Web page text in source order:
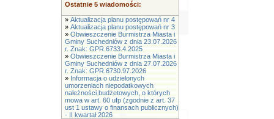
Ostatnie 5 wiadomości:
» Aktualizacja planu postępowań nr 4
» Aktualizacja planu postępowań nr 3
» Obwieszczenie Burmistrza Miasta i
Gminy Suchedniów z dnia 23.07.2026
r. Znak: GPR.6733.4.2025
» Obwieszczenie Burmistrza Miasta i
Gminy Suchedniów z dnia 27.07.2026
r. Znak: GPR.6730.97.2026
» Informacja o udzielonych
umorzeniach niepodatkowych
należności budżetowych, o których
mowa w art. 60 ufp (zgodnie z art. 37
ust 1 ustawy o finansach publicznych)
- II kwartał 2026